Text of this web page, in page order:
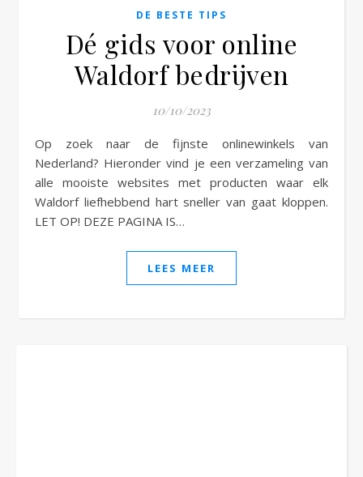
DE BESTE TIPS
Dé gids voor online
Waldorf bedrijven
10/10/2023
Op zoek naar de fijnste onlinewinkels van
Nederland? Hieronder vind je een verzameling van
alle mooiste websites met producten waar elk
Waldorf liefhebbend hart sneller van gaat kloppen.
LET OP! DEZE PAGINA IS…
LEES MEER